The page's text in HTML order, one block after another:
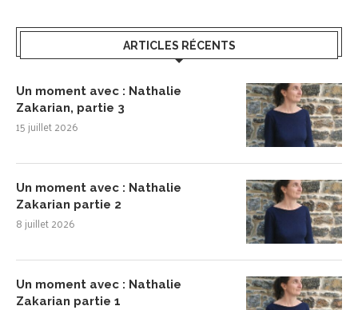
ARTICLES RÉCENTS
Un moment avec : Nathalie
Zakarian, partie 3
15 juillet 2026
Un moment avec : Nathalie
Zakarian partie 2
8 juillet 2026
Un moment avec : Nathalie
Zakarian partie 1